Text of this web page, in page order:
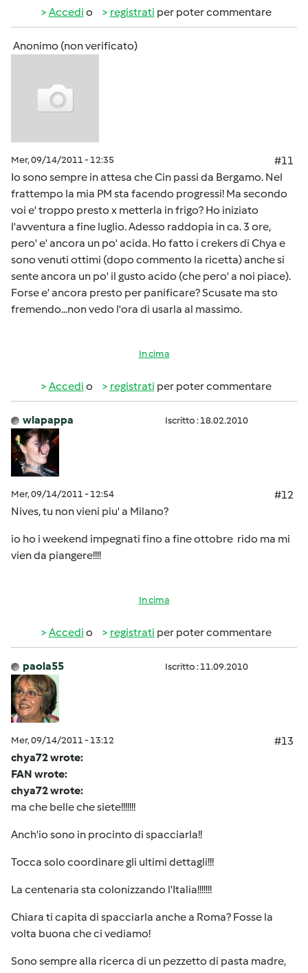
Accedi o registrati per poter commentare
Anonimo (non verificato)
Mer, 09/14/2011 - 12:35
#11
Io sono sempre in attesa che Cin passi da Bergamo. Nel
frattempo la mia PM sta facendo progressi! Ma secondo
voi e' troppo presto x metterla in frigo? Ho iniziato
l'avventura a fine luglio. Adesso raddopia in ca. 3 ore,
pero' e' ancora un po' acida. Ho fatto i crekers di Chya e
sono venuti ottimi (dopo commento la ricetta) anche si
sente ancora un po' il gusto acido (che pero' a noi piace).
Forse e' ancora presto per panificare? Scusate ma sto
fremendo...non vedo l'ora di usarla al massimo.
In cima
Accedi o registrati per poter commentare
wlapappa Iscritto : 18.02.2010
Mer, 09/14/2011 - 12:54
#12
Nives, tu non vieni piu' a Milano?
io ho i weekend impegnati fino a fine ottobre rido ma mi
vien da piangere!!!!
In cima
Accedi o registrati per poter commentare
paola55 Iscritto : 11.09.2010
Mer, 09/14/2011 - 13:12
#13
chya72 wrote:
FAN wrote:
chya72 wrote:
ma che belle che siete!!!!!!!
Anch'io sono in procinto di spacciarla!!
Tocca solo coordinare gli ultimi dettagli!!!
La centenaria sta colonizzando l'Italia!!!!!!!
Chiara ti capita di spacciarla anche a Roma? Fosse la
volta buona che ci vediamo!
Sono sempre alla ricerca di un pezzetto di pasta madre,